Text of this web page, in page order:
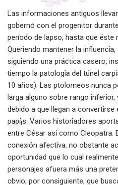
Las informaciones antiguos
gobernó con el progenitor
período de lapso, hasta que éste
Queriendo mantener la
siguiendo una práctica casero,
tiempo la patologí­a del túnel
10 años). Las ptolomeos nunca
larga alguno sobre rango
debido a que llegan a
papí¡s. Varios historiadores
entre César así­ como Cleopatra.
conexión afectiva, no obstante
oportunidad que lo cual
personajes afuera más una
obvio, por consiguiente, que